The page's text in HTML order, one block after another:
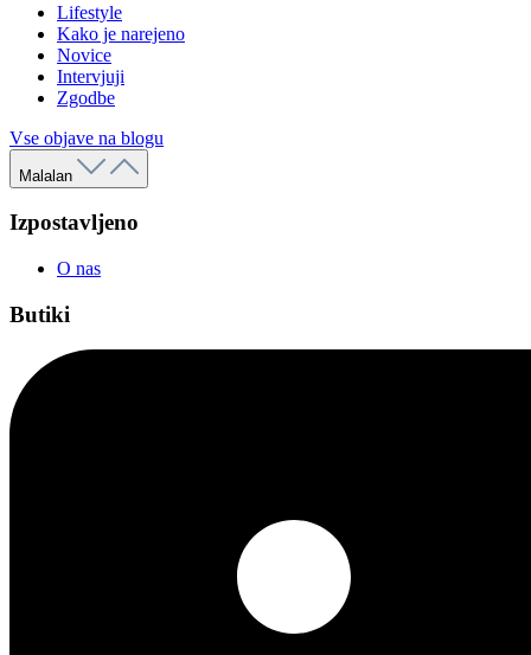
Lifestyle
Kako je narejeno
Novice
Intervjuji
Zgodbe
Vse objave na blogu
Malalan
Izpostavljeno
O nas
Butiki